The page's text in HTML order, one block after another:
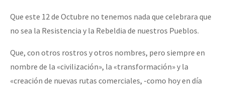
Que este 12 de Octubre no tenemos nada que celebrara que
no sea la Resistencia y la Rebeldia de nuestros Pueblos.
Que, con otros rostros y otros nombres, pero siempre en
nombre de la «civilización», la «transformación» y la
«creación de nuevas rutas comerciales, -como hoy en día